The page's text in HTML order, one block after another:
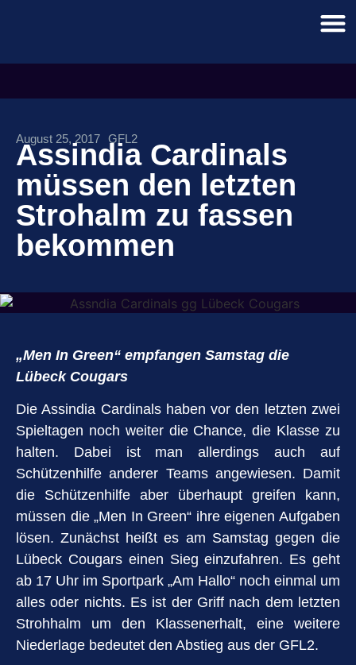
August 25, 2017 GFL2
Assindia Cardinals
müssen den letzten
Strohalm zu fassen
bekommen
„Men In Green“ empfangen Samstag die
Lübeck Cougars
Die Assindia Cardinals haben vor den letzten zwei
Spieltagen noch weiter die Chance, die Klasse zu
halten. Dabei ist man allerdings auch auf
Schützenhilfe anderer Teams angewiesen. Damit
die Schützenhilfe aber überhaupt greifen kann,
müssen die „Men In Green“ ihre eigenen Aufgaben
lösen. Zunächst heißt es am Samstag gegen die
Lübeck Cougars einen Sieg einzufahren. Es geht
ab 17 Uhr im Sportpark „Am Hallo“ noch einmal um
alles oder nichts. Es ist der Griff nach dem letzten
Strohhalm um den Klassenerhalt, eine weitere
Niederlage bedeutet den Abstieg aus der GFL2.